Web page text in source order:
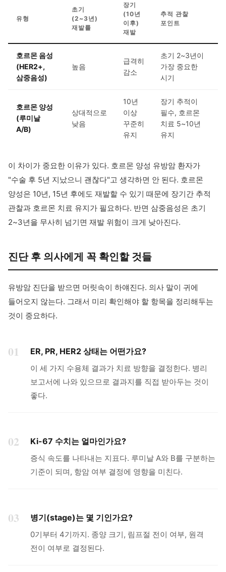
유형
초기
(2~3년)
재발률
장기
(10년
이후)
재발
추적 관찰
포인트
호르몬 음성
(HER2+,
삼중음성)
높음
급격히
감소
초기 2~3년이
가장 중요한
시기
호르몬 양성
(루미날
A/B)
상대적으로
낮음
10년
이상
꾸준히
유지
장기 추적이
필수, 호르몬
치료 5~10년
유지
이 차이가 중요한 이유가 있다. 호르몬 양성 유방암 환자가
"수술 후 5년 지났으니 괜찮다"고 생각하면 안 된다. 호르몬
양성은 10년, 15년 후에도 재발할 수 있기 때문에 장기간 추적
관찰과 호르몬 치료 유지가 필요하다. 반면 삼중음성은 초기
2~3년을 무사히 넘기면 재발 위험이 크게 낮아진다.
진단 후 의사에게 꼭 확인할 것들
유방암 진단을 받으면 머릿속이 하얘진다. 의사 말이 귀에
들어오지 않는다. 그래서 미리 확인해야 할 항목을 정리해두는
것이 중요하다.
01 ER, PR, HER2 상태는 어떤가요?
이 세 가지 수용체 결과가 치료 방향을 결정한다. 병리
보고서에 나와 있으므로 결과지를 직접 받아두는 것이
좋다.
02 Ki-67 수치는 얼마인가요?
증식 속도를 나타내는 지표다. 루미날 A와 B를 구분하는
기준이 되며, 항암 여부 결정에 영향을 미친다.
03 병기(stage)는 몇 기인가요?
0기부터 4기까지. 종양 크기, 림프절 전이 여부, 원격
전이 여부로 결정된다.